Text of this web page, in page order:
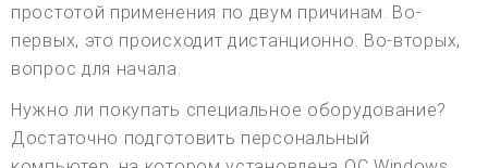
простотой применения по двум причинам. Во-
первых, это происходит дистанционно. Во-вторых,
вопрос для начала.
Нужно ли покупать специальное оборудование?
Достаточно подготовить персональный